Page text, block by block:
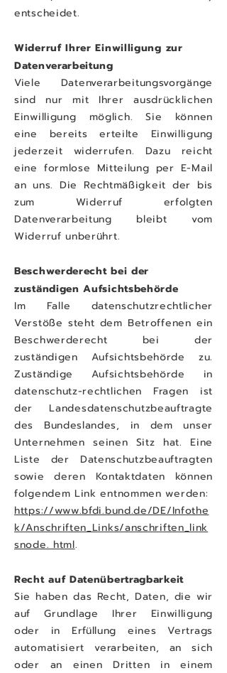
entscheidet.
Widerruf Ihrer Einwilligung zur
Datenverarbeitung
Viele Datenverarbeitungsvorgänge
sind nur mit Ihrer ausdrücklichen
Einwilligung möglich. Sie können
eine bereits erteilte Einwilligung
jederzeit widerrufen. Dazu reicht
eine formlose Mitteilung per E-Mail
an uns. Die Rechtmäßigkeit der bis
zum Widerruf erfolgten
Datenverarbeitung bleibt vom
Widerruf unberührt.
Beschwerderecht bei der
zuständigen Aufsichtsbehörde
Im Falle datenschutzrechtlicher
Verstöße steht dem Betroffenen ein
Beschwerderecht bei der
zuständigen Aufsichtsbehörde zu.
Zuständige Aufsichtsbehörde in
datenschutz-rechtlichen Fragen ist
der Landesdatenschutzbeauftragte
des Bundeslandes, in dem unser
Unternehmen seinen Sitz hat. Eine
Liste der Datenschutzbeauftragten
sowie deren Kontaktdaten können
folgendem Link entnommen werden:
https://www.bfdi.bund.de/DE/Infothe
k/Anschriften_Links/anschriften_link
snode. html.
Recht auf Datenübertragbarkeit
Sie haben das Recht, Daten, die wir
auf Grundlage Ihrer Einwilligung
oder in Erfüllung eines Vertrags
automatisiert verarbeiten, an sich
oder an einen Dritten in einem